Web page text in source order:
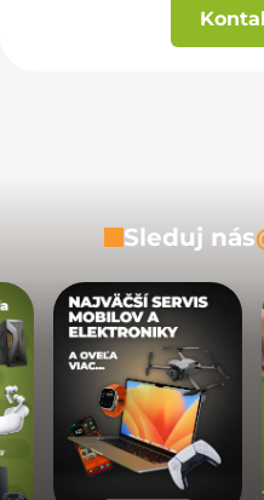
Sleduj nás